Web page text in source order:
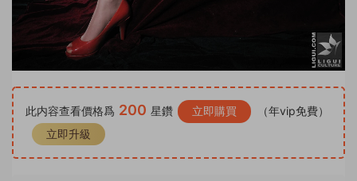
此内容查看價格爲 200 星鑽 立即購買
（年vip免費）
立即升級